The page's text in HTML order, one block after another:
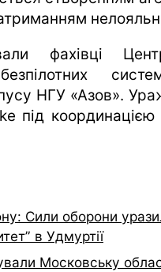
фахівці
НГУ «Азов».
під координацією
Сили оборони
в Удмуртії
Московську